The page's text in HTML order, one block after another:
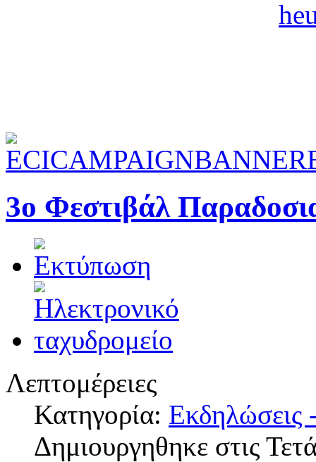
3ο Φεστιβάλ
Λεπτομέρειες
Κατηγορία: Εκδηλώσεις
Δημιουργηθηκε στις